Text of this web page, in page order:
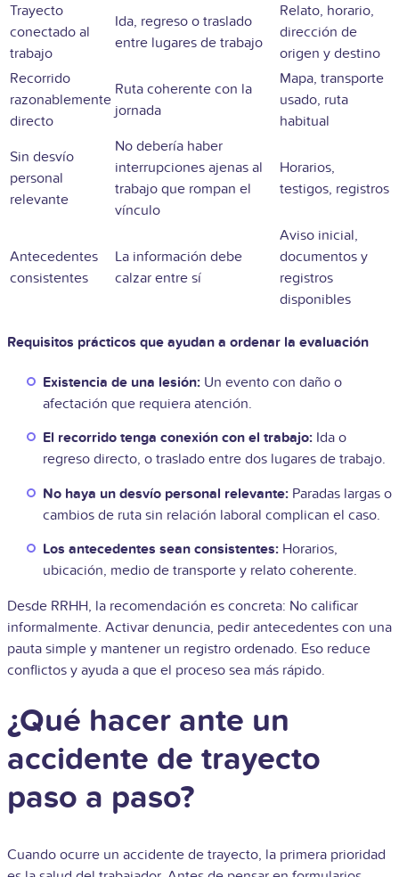
Trayecto
conectado al
trabajo
Ida, regreso o traslado
entre lugares de trabajo
Relato, horario,
dirección de
origen y destino
Recorrido
razonablemente
directo
Ruta coherente con la
jornada
Mapa, transporte
usado, ruta
habitual
Sin desvío
personal
relevante
No debería haber
interrupciones ajenas al
trabajo que rompan el
vínculo
Horarios,
testigos, registros
Antecedentes
consistentes
La información debe
calzar entre sí
Aviso inicial,
documentos y
registros
disponibles
Requisitos prácticos que ayudan a ordenar la evaluación
Existencia de una lesión: Un evento con daño o
afectación que requiera atención.
El recorrido tenga conexión con el trabajo: Ida o
regreso directo, o traslado entre dos lugares de trabajo.
No haya un desvío personal relevante: Paradas largas o
cambios de ruta sin relación laboral complican el caso.
Los antecedentes sean consistentes: Horarios,
ubicación, medio de transporte y relato coherente.
Desde RRHH, la recomendación es concreta: No calificar
informalmente. Activar denuncia, pedir antecedentes con una
pauta simple y mantener un registro ordenado. Eso reduce
conflictos y ayuda a que el proceso sea más rápido.
¿Qué hacer ante un
accidente de trayecto
paso a paso?
Cuando ocurre un accidente de trayecto, la primera prioridad